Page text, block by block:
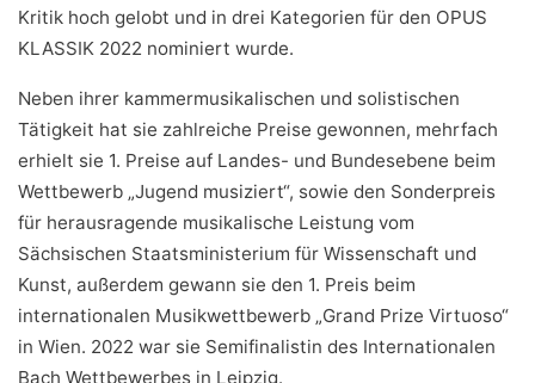
Kritik hoch gelobt und in drei Kategorien für den OPUS
KLASSIK 2022 nominiert wurde.
Neben ihrer kammermusikalischen und solistischen
Tätigkeit hat sie zahlreiche Preise gewonnen, mehrfach
erhielt sie 1. Preise auf Landes- und Bundesebene beim
Wettbewerb „Jugend musiziert“, sowie den Sonderpreis
für herausragende musikalische Leistung vom
Sächsischen Staatsministerium für Wissenschaft und
Kunst, außerdem gewann sie den 1. Preis beim
internationalen Musikwettbewerb „Grand Prize Virtuoso“
in Wien. 2022 war sie Semifinalistin des Internationalen
Bach Wettbewerbes in Leipzig.